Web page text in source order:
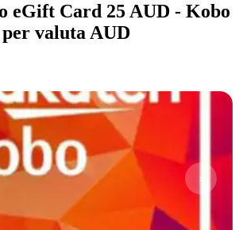
eGift Card 25 AUD - Kobo
valuta AUD